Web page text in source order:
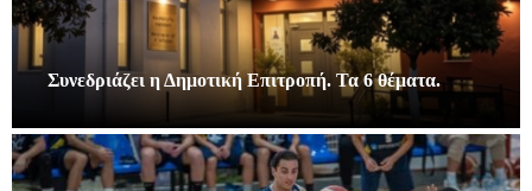
Συνεδριάζει η Δημοτική Επιτροπή. Τα 6 θέματα.